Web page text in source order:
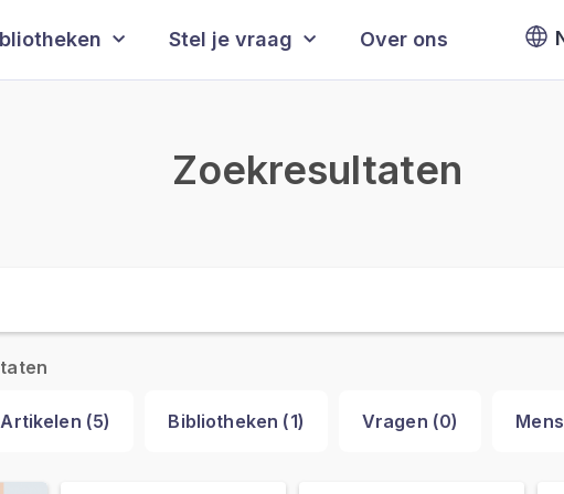
Stel je vraag Over ons
Zoekresultaten
Artikelen (5) Bibliotheken (1) Vragen (0)